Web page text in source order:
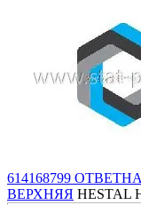
614168799
ВЕРХНЯЯ HESTAL